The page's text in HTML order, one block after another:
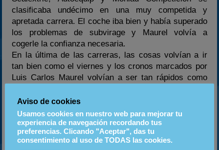
clasificaba undécimo en una muy competida y
apretada carrera. El coche iba bien y había superado
los problemas de subvirage y Maurel volvía a
cogerle la confianza necesaria.
En la última de las carreras, las cosas volvían a ir
tan bien como el viernes y los cronos marcados por
Luis Carlos Maurel volvían a ser tan rápidos como
y con poco margen de maniobra al ser la carrera a
tan solo siete vueltas, el piloto del Scalextric Racing
Team atacaba al máximo y lograba finalizar en la
octava posición.
Carlos Povedano valoraba el fin de semana como
Aviso de cookies
Usamos cookies en nuestro web para mejorar tu
experiencia de navegación recordando tus
preferencias. Clicando "Aceptar", das tu
consentimiento al uso de TODAS las cookies.